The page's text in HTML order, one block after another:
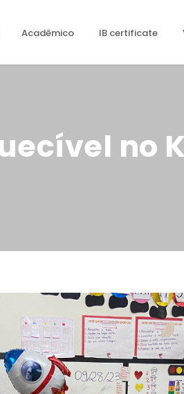
Acadêmico IB certificate